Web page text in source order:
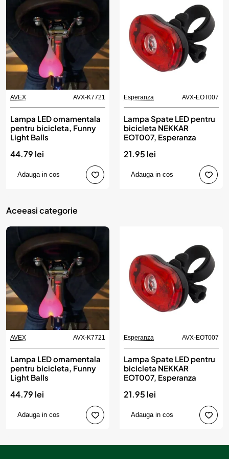
AVEX AVX-K7721
Lampa LED ornamentala
pentru bicicleta, Funny
Light Balls
44.79 lei
Adauga in cos
Esperanza AVX-EOT007
Lampa Spate LED pentru
bicicleta NEKKAR
EOT007, Esperanza
21.95 lei
Adauga in cos
Aceeasi categorie
AVEX AVX-K7721
Lampa LED ornamentala
pentru bicicleta, Funny
Light Balls
44.79 lei
Adauga in cos
Esperanza AVX-EOT007
Lampa Spate LED pentru
bicicleta NEKKAR
EOT007, Esperanza
21.95 lei
Adauga in cos